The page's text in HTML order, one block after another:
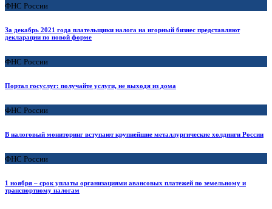
ФНС России
За декабрь 2021 года плательщики налога на игорный бизнес представляют
декларации по новой форме
ФНС России
Портал госуслуг: получайте услуги, не выходя из дома
ФНС России
В налоговый мониторинг вступают крупнейшие металлургические холдинги России
ФНС России
1 ноября – срок уплаты организациями авансовых платежей по земельному и
транспортному налогам